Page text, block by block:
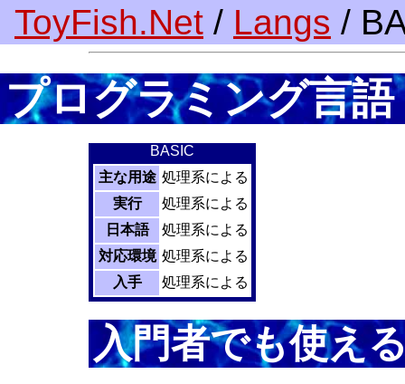
ToyFish.Net / Langs /
プログラミング言
BASIC
主な用途 処理系による
実行
処理系による
日本語
処理系による
対応環境 処理系による
入手
処理系による
入門者でも使え